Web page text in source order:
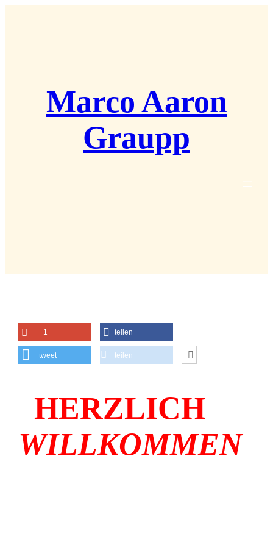
Marco Aaron
Graupp
+1 teilen
tweet teilen
HERZLICH
WILLKOMMEN